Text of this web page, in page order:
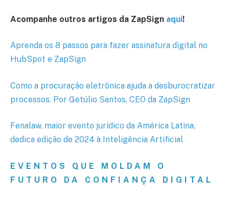
Acompanhe outros artigos da ZapSign aqui!
Aprenda os 8 passos para fazer assinatura digital no
HubSpot e ZapSign
Como a procuração eletrônica ajuda a desburocratizar
processos. Por Getúlio Santos, CEO da ZapSign
Fenalaw, maior evento jurídico da América Latina,
dedica edição de 2024 à Inteligência Artificial
EVENTOS QUE MOLDAM O
FUTURO DA CONFIANÇA DIGITAL